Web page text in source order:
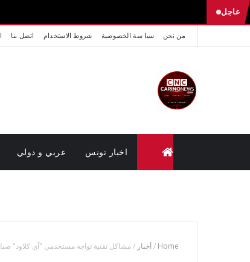
عاجل
من نحن سيا سة الخصوصية شروط الاستخدام اتصل بنا
اخبار تونس عربي و دولي
Home
/أخبار /مشاكل تقنية تواجه مستخدمي "آي كلاود"